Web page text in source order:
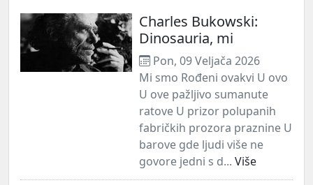
Charles Bukowski:
Dinosauria, mi
Pon, 09 Veljača 2026
Mi smo Rođeni ovakvi U ovo
U ove pažljivo sumanute
ratove U prizor polupanih
fabričkih prozora praznine U
barove gde ljudi više ne
govore jedni s d... Više